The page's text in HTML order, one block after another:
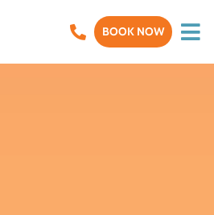
BOOK NOW